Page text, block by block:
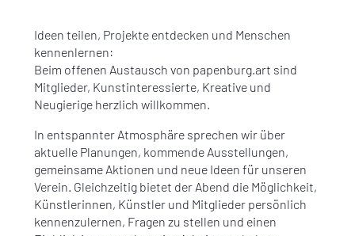
Ideen teilen, Projekte entdecken und Menschen
kennenlernen:
Beim offenen Austausch von papenburg.art sind
Mitglieder, Kunstinteressierte, Kreative und
Neugierige herzlich willkommen.
In entspannter Atmosphäre sprechen wir über
aktuelle Planungen, kommende Ausstellungen,
gemeinsame Aktionen und neue Ideen für unseren
Verein. Gleichzeitig bietet der Abend die Möglichkeit,
Künstlerinnen, Künstler und Mitglieder persönlich
kennenzulernen, Fragen zu stellen und einen